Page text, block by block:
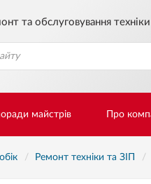
та обслуговування техніки
майстрів Про
Ремонт техніки та ЗІП